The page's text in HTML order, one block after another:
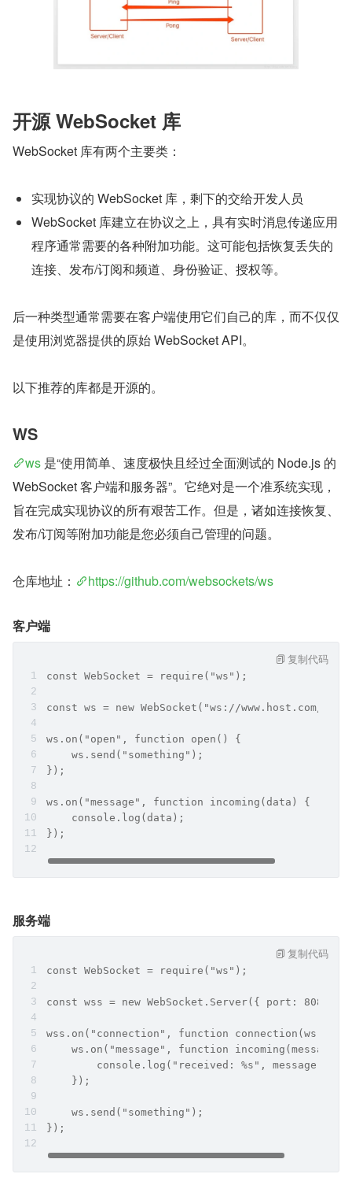
开源 WebSocket 库
WebSocket 库有两个主要类：
实现协议的 WebSocket 库，剩下的交给开发人员
WebSocket 库建立在协议之上，具有实时消息传递应用
程序通常需要的各种附加功能。这可能包括恢复丢失的
连接、发布/订阅和频道、身份验证、授权等。
后一种类型通常需要在客户端使用它们自己的库，而不仅仅
是使用浏览器提供的原始 WebSocket API。
以下推荐的库都是开源的。
WS
ws 是“使用简单、速度极快且经过全面测试的 Node.js 的
WebSocket 客户端和服务器”。它绝对是一个准系统实现，
旨在完成实现协议的所有艰苦工作。但是，诸如连接恢复、
发布/订阅等附加功能是您必须自己管理的问题。
仓库地址： https://github.com/websockets/ws
客户端
const WebSocket = require("ws");
const ws = new WebSocket("ws://www.host.com/
ws.on("open", function open() {
    ws.send("something");
});
ws.on("message", function incoming(data) {
    console.log(data);
});
复制代码
服务端
const WebSocket = require("ws");
const wss = new WebSocket.Server({ port: 8080
wss.on("connection", function connection(ws) {
ws.on("message", function incoming(message)
        console.log("received: %s", message);
    });
    ws.send("something");
});
复制代码